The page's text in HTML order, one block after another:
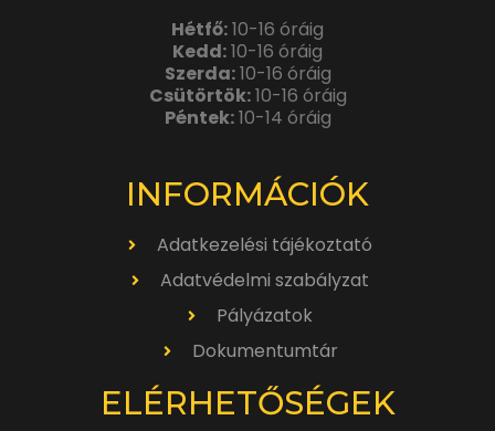
Hétfő:10-16 óráig
Kedd:10-16 óráig
Szerda:10-16 óráig
Csütörtök:10-16 óráig
Péntek:10-14 óráig
INFORMÁCIÓK
Adatkezelési tájékoztató
Adatvédelmi szabályzat
Pályázatok
Dokumentumtár
ELÉRHETŐSÉGEK